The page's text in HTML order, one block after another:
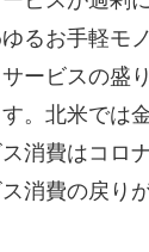
るお手軽モ
ービスの盛
。北米では
消費はコロ
消費の戻り